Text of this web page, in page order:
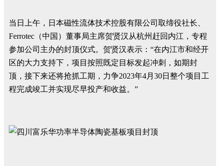
当日上午，日本磁性流体技术控股有限公司取缔役社长、
Ferrotec（中国）董事局主席贺贤汉从杭州赶回内江，专程
参加公司主办的封顶仪式。贺贤汉表示：“在内江市和经开
区的大力支持下，项目按照既定目标发起冲刺，如期封
顶，接下来还将抢抓工期，力争2023年4月30日整个项目工
程完成竣工并实现尽早投产和收益。”